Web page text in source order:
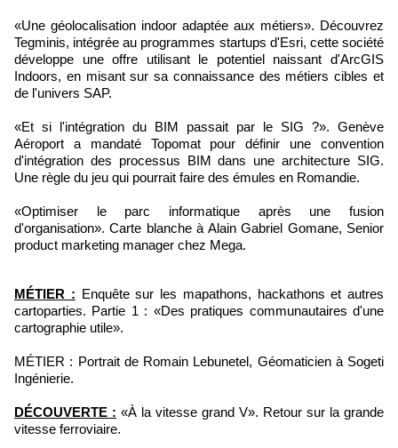
«Une géolocalisation indoor adaptée aux métiers». Découvrez
Tegminis, intégrée au programmes startups d'Esri, cette société
développe une offre utilisant le potentiel naissant d'ArcGIS
Indoors, en misant sur sa connaissance des métiers cibles et
de l'univers SAP.
«Et si l'intégration du BIM passait par le SIG ?». Genève
Aéroport a mandaté Topomat pour définir une convention
d'intégration des processus BIM dans une architecture SIG.
Une règle du jeu qui pourrait faire des émules en Romandie.
«Optimiser le parc informatique après une fusion
d'organisation». Carte blanche à Alain Gabriel Gomane, Senior
product marketing manager chez Mega.
MÉTIER : Enquête sur les mapathons, hackathons et autres
cartoparties. Partie 1 : «Des pratiques communautaires d'une
cartographie utile».
MÉTIER : Portrait de Romain Lebunetel, Géomaticien à Sogeti
Ingénierie.
DÉCOUVERTE : «À la vitesse grand V». Retour sur la grande
vitesse ferroviaire.